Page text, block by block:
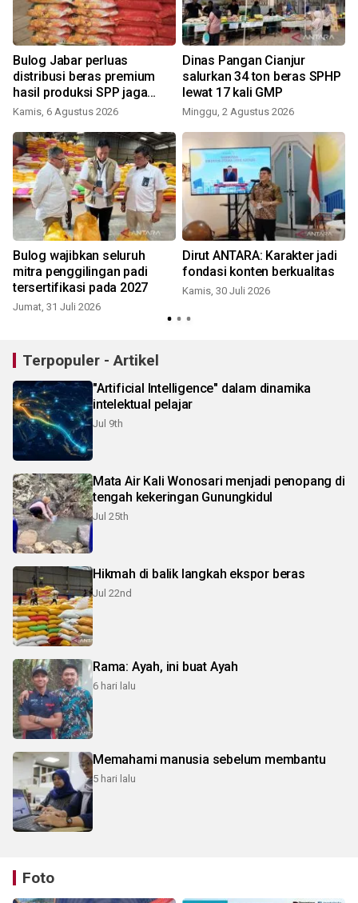
Bulog Jabar perluas
distribusi beras premium
hasil produksi SPP jaga
harga sesuai HET
Kamis, 6 Agustus 2026
Dinas Pangan Cianjur
salurkan 34 ton beras SPHP
lewat 17 kali GMP
Minggu, 2 Agustus 2026
Bulog wajibkan seluruh
mitra penggilingan padi
tersertifikasi pada 2027
Jumat, 31 Juli 2026
Dirut ANTARA: Karakter jadi
fondasi konten berkualitas
Kamis, 30 Juli 2026
Terpopuler - Artikel
"Artificial Intelligence" dalam dinamika
intelektual pelajar
Jul 9th
Mata Air Kali Wonosari menjadi penopang di
tengah kekeringan Gunungkidul
Jul 25th
Hikmah di balik langkah ekspor beras
Jul 22nd
Rama: Ayah, ini buat Ayah
6 hari lalu
Memahami manusia sebelum membantu
5 hari lalu
Foto